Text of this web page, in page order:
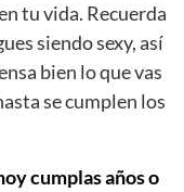
tu vida. Recuerda
siendo sexy, así
bien lo que vas
se cumplen los
cumplas años o